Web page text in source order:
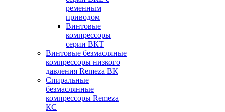
ременным
приводом
Винтовые
компрессоры
серии ВКТ
Винтовые безмасляные
компрессоры низкого
давления Remeza ВК
Спиральные
безмаслянные
компрессоры Remeza
КС